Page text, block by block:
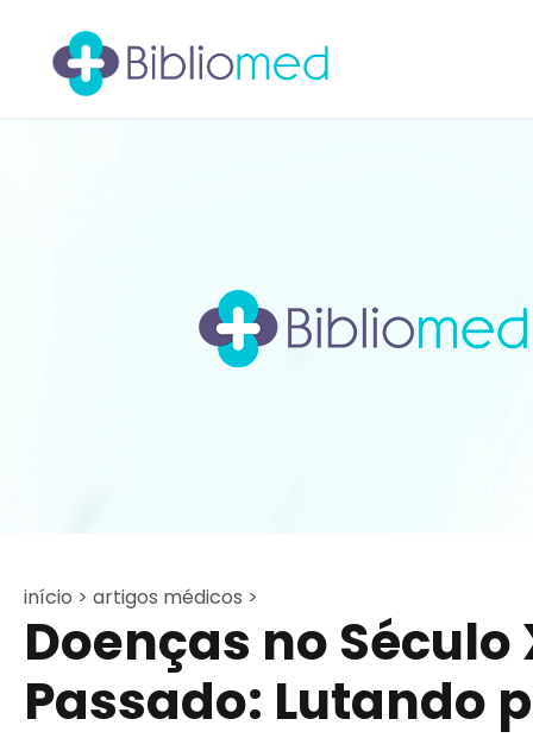
início > artigos médicos >
Doenças no Século
Passado: Lutando